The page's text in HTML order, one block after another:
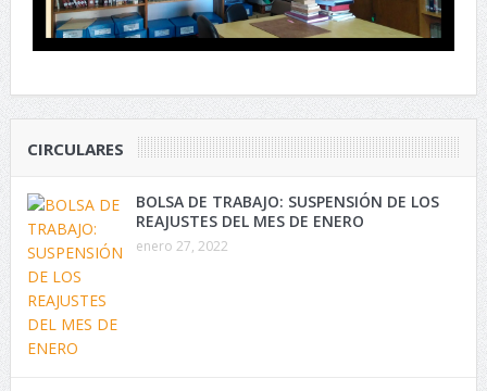
CIRCULARES
BOLSA DE TRABAJO: SUSPENSIÓN DE LOS
REAJUSTES DEL MES DE ENERO
enero 27, 2022